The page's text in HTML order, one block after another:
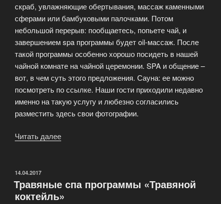
скраб, увлажняющие обертывания, массаж каменными
сферами или бамбуковыми палочками. Потом
небольшой перерыв: пообщаетесь, попьете чай, и
завершением spa программы будет oil-массаж. После
такой программы особенно хорошо посидеть в нашей
чайной комнате на чайной церемонии. SPA и общение –
вот, в чем суть этого предложения. Сауна: ее можно
посмотреть по ссылке. Наши гости приходили недавно
именно на такую услугу и любезно согласились
разместить здесь свои фотографии.
Читать далее
ОПУБЛИКОВАНО
14.04.2017
Травяные спа программы «Травяной
коктейль»